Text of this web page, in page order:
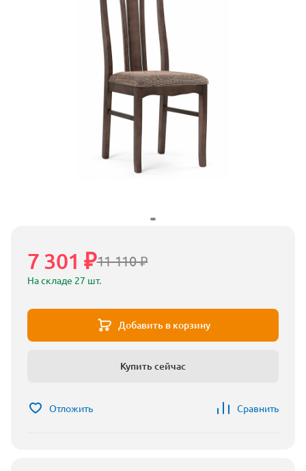
11 110 ₽
7 301 ₽
На складе 27 шт.
Добавить в корзину
Купить сейчас
Отложить Сравнить